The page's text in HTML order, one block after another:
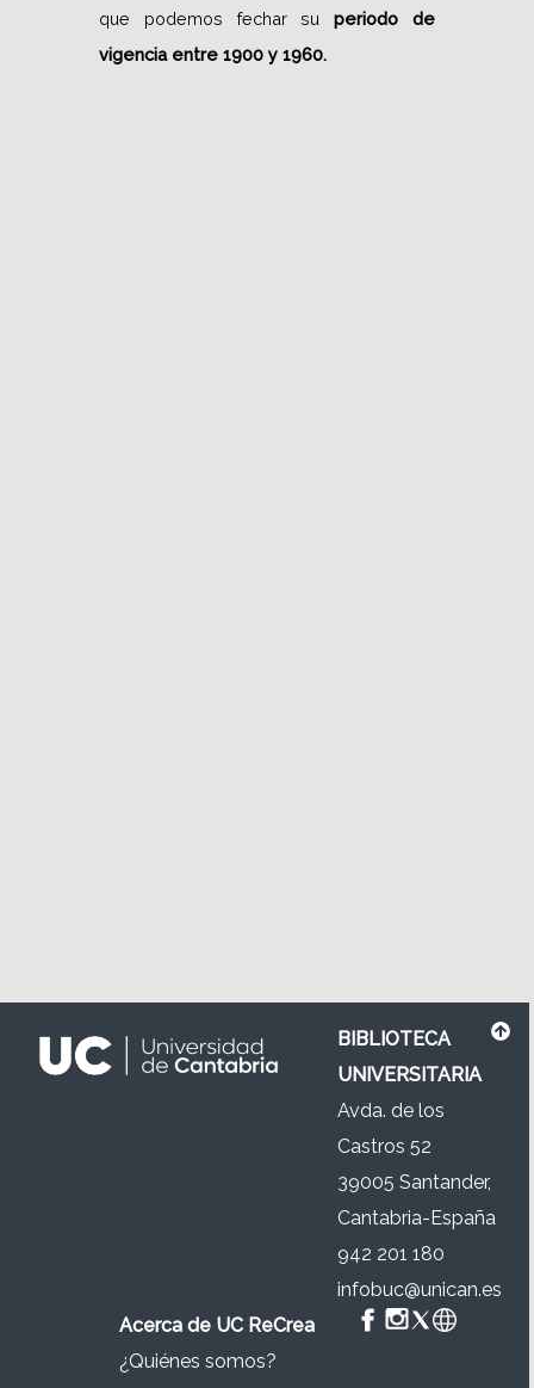
que podemos fechar su periodo de
vigencia entre 1900 y 1960.
BIBLIOTECA
UNIVERSITARIA
Avda. de los
Castros 52
39005 Santander,
Cantabria-España
942 201 180
infobuc@unican.es
Acerca de UC ReCrea
¿Quiénes somos?